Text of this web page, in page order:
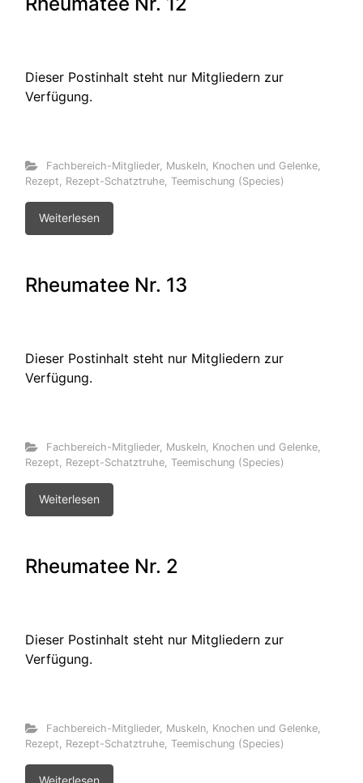
Dieser Postinhalt steht nur Mitgliedern zur
Verfügung.
Fachbereich-Mitglieder, Muskeln, Knochen und Gelenke,
Rezept
Rezept-Schatztruhe Teemischung (Species)
Weiterlesen
Rheumatee Nr. 13
Dieser Postinhalt steht nur Mitgliedern zur
Verfügung.
Fachbereich-Mitglieder, Muskeln, Knochen und Gelenke,
Rezept
Rezept-Schatztruhe Teemischung (Species)
Weiterlesen
Rheumatee Nr. 2
Dieser Postinhalt steht nur Mitgliedern zur
Verfügung.
Fachbereich-Mitglieder, Muskeln, Knochen und Gelenke,
Rezept
Rezept-Schatztruhe Teemischung (Species)
Weiterlesen